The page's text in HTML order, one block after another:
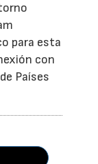
para esta
con
Países